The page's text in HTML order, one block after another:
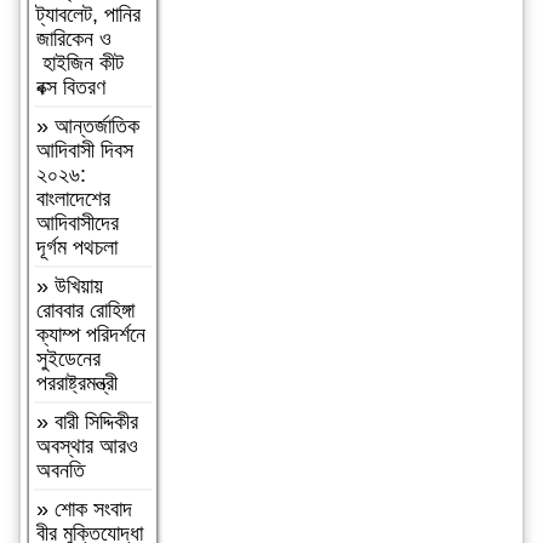
চৌধুরী গার্লস
একাডেমি
পরিদর্শন
আসামীরা
জামিনে মুক্ত;
মামলা আপোষের
প্রস্তাব; বাদীর
পরিবারকে হুমকি-
ধামকিকমলগঞ্জে
বহুল আলোচিত
স্কুল শিক্ষিকা
হত্যার
অভিযোগপত্র
দাখিল
»কমলগঞ্জে
নিরাপদ সড়ক
চাই এর পরিচিতি
সভা অনুষ্ঠিত
» শোক সংবাদ॥
রসমোহন সিংহ
ট্যাবলেট, পানির
জারিকেন ও
হাইজিন কীট
বক্স বিতরণ
»আন্তর্জাতিক
আদিবাসী দিবস
২০২৬:
বাংলাদেশের
আদিবাসীদের
দূর্গম পথচলা
»উখিয়ায়
রোববার রোহিঙ্গা
ক্যাম্প পরিদর্শনে
সুইডেনের
পররাষ্ট্রমন্ত্রী
»বারী সিদ্দিকীর
অবস্থার আরও
অবনতি
»শোক সংবাদ
বীর মুক্তিযোদ্ধা